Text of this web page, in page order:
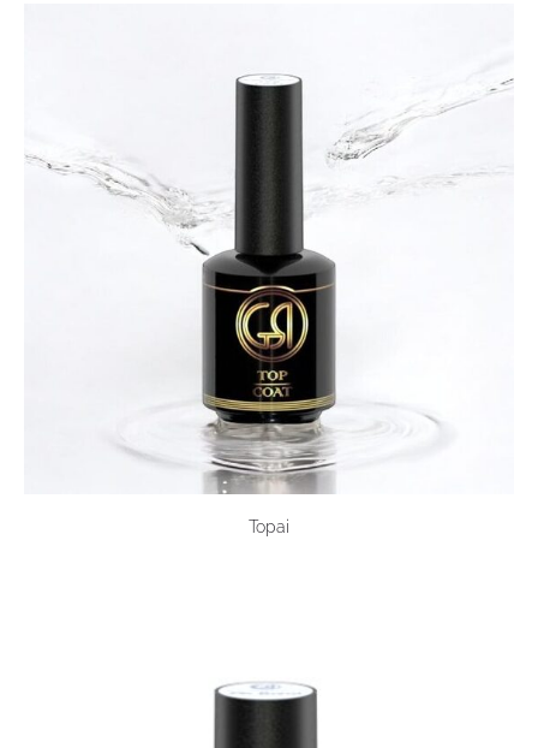
Topai